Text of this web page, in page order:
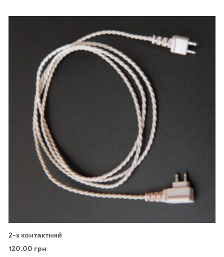
2-х контактний
120.00 грн